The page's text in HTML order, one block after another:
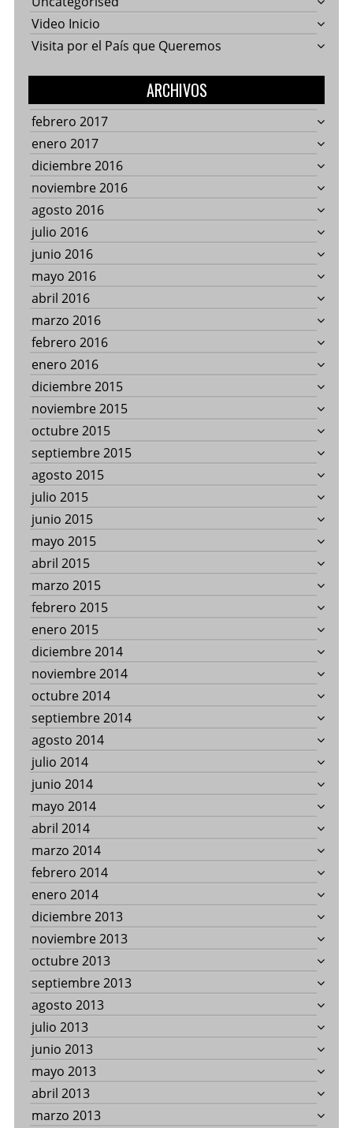
Video Inicio
Visita por el País que Queremos
ARCHIVOS
febrero 2017
enero 2017
diciembre 2016
noviembre 2016
agosto 2016
julio 2016
junio 2016
mayo 2016
abril 2016
marzo 2016
febrero 2016
enero 2016
diciembre 2015
noviembre 2015
octubre 2015
septiembre 2015
agosto 2015
julio 2015
junio 2015
mayo 2015
abril 2015
marzo 2015
febrero 2015
enero 2015
diciembre 2014
noviembre 2014
octubre 2014
septiembre 2014
agosto 2014
julio 2014
junio 2014
mayo 2014
abril 2014
marzo 2014
febrero 2014
enero 2014
diciembre 2013
noviembre 2013
octubre 2013
septiembre 2013
agosto 2013
julio 2013
junio 2013
mayo 2013
abril 2013
marzo 2013